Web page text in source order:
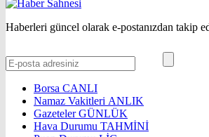
Haberleri güncel olarak e-postanızdan takip
Borsa CANLI
Namaz Vakitleri ANLIK
GazetelerGÜNLÜK
Hava Durumu TAHMİNİ